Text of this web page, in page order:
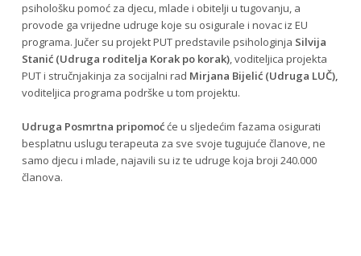
psihološku pomoć za djecu, mlade i obitelji u tugovanju, a
provode ga vrijedne udruge koje su osigurale i novac iz EU
programa. Jučer su projekt PUT predstavile psihologinja Silvija
Stanić (Udruga roditelja Korak po korak), voditeljica projekta
PUT i stručnjakinja za socijalni rad Mirjana Bijelić (Udruga LUČ),
voditeljica programa podrške u tom projektu.
Udruga Posmrtna pripomoćće u sljedećim fazama osigurati
besplatnu uslugu terapeuta za sve svoje tugujuće članove, ne
samo djecu i mlade, najavili su iz te udruge koja broji 240.000
članova.